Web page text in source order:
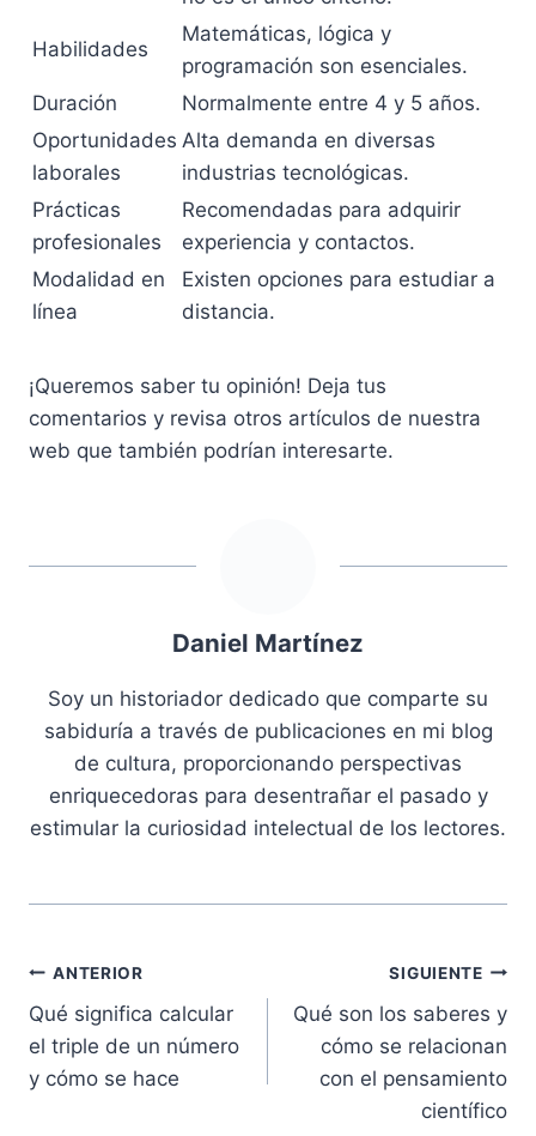
Habilidades
Matemáticas, lógica y
programación son esenciales.
Duración
Normalmente entre 4 y 5 años.
Oportunidades
laborales
Alta demanda en diversas
industrias tecnológicas.
Prácticas
profesionales
Recomendadas para adquirir
experiencia y contactos.
Modalidad en
línea
Existen opciones para estudiar a
distancia.
¡Queremos saber tu opinión! Deja tus
comentarios y revisa otros artículos de nuestra
web que también podrían interesarte.
Daniel Martínez
Soy un historiador dedicado que comparte su
sabiduría a través de publicaciones en mi blog
de cultura, proporcionando perspectivas
enriquecedoras para desentrañar el pasado y
estimular la curiosidad intelectual de los lectores.
Navegación
de
entradas
ANTERIOR
Qué significa calcular
el triple de un número
y cómo se hace
SIGUIENTE
Qué son los saberes y
cómo se relacionan
con el pensamiento
científico